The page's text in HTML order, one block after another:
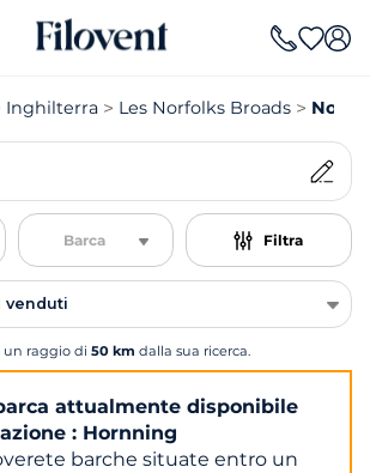
Inghilterra Les Norfolks Broads
Barca Filtra
venduti
raggio di 50 km dalla sua ricerca.
attualmente disponibile
: Hornning
barche situate entro un